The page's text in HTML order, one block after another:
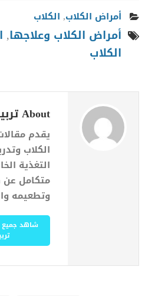
أمراض الكلاب, الكلاب
أمراض الكلاب وعلاجها,
الكلاب
About تربية و تدريب الكلاب
يقدم
الكلاب
التغذية
متكامل عن
وتطعيمه
شاهد جميع